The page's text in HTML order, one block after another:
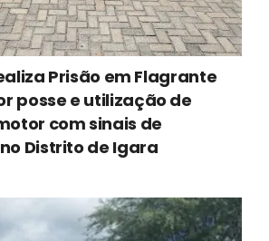
Prisão em Flagrante
posse e utilização de
com sinais de
Distrito de Igara